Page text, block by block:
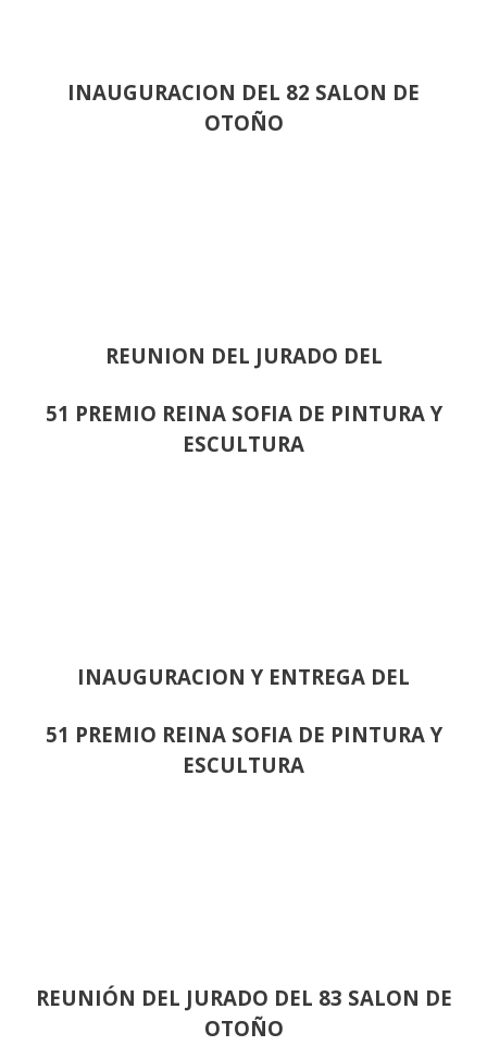
INAUGURACION DEL 82 SALON DE
OTOÑO
REUNION DEL JURADO DEL
51 PREMIO REINA SOFIA DE PINTURA Y
ESCULTURA
INAUGURACION Y ENTREGA DEL
51 PREMIO REINA SOFIA DE PINTURA Y
ESCULTURA
REUNIÓN DEL JURADO DEL 83 SALON DE
OTOÑO